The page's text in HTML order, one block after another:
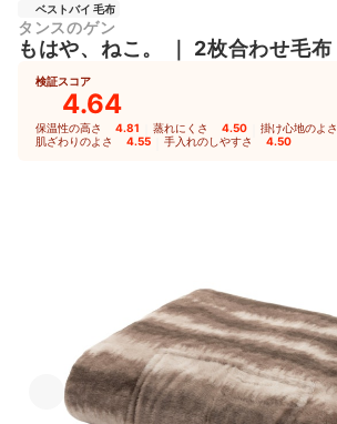
ベストバイ 毛布
タンスのゲン
もはや、ねこ。 2枚合わせ毛布
検証スコア
4.64
保温性の高さ 4.81 蒸れにくさ 4.50 掛け心地のよさ
肌ざわりのよさ 4.55 手入れのしやすさ 4.50